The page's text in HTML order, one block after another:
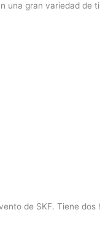
una gran variedad de
de SKF. Tiene dos